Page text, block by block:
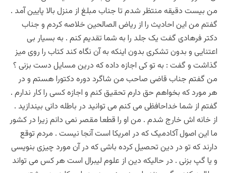
من بیست دقیقه منتظر شدم تا جناب مبلغ از منزل بالا پایین آمد .
گفتم من این احادیث را از ریاض الصالحین خلاصه کردم و جناب
دکتر فرهادی گفت یک جلد را به شما تقدیم کنم . به بسیار بی
اعتنایی و بدون تشکری بدون اینکه به آن نگاه کند کتاب را روی میز
گذاشت و گفت : به تو کی اجازه داده که درین مسایل دست بزنی ؟
من گفتم جناب قاضی صاحب من شاگرد دوره دکتورا هستم و در
هر مورد که بخواهم حق دارم تحقیق کنم و اجازه کسی را کار ندارم .
گفتم از شما خداحافظی می کنم می توانید در باطله دانی بیندازید .
از خانه اش خارج شدم . من او را قطعا مقصر نمی دانم زیرا در کشور
ما این اصول آکادمیک که در امریکا است آنجا نیست . مردم توقع
دارند که تو در دین تحصیل کرده باشی که در آن مورد چیزی بنویسی
و یا گپ بزنی . در حالیکه دین از علوم لیبرال است هر کس می تواند